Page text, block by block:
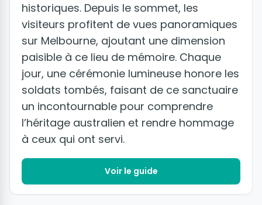
historiques. Depuis le sommet, les
visiteurs profitent de vues panoramiques
sur Melbourne, ajoutant une dimension
paisible à ce lieu de mémoire. Chaque
jour, une cérémonie lumineuse honore les
soldats tombés, faisant de ce sanctuaire
un incontournable pour comprendre
l’héritage australien et rendre hommage
à ceux qui ont servi.
Voir le guide